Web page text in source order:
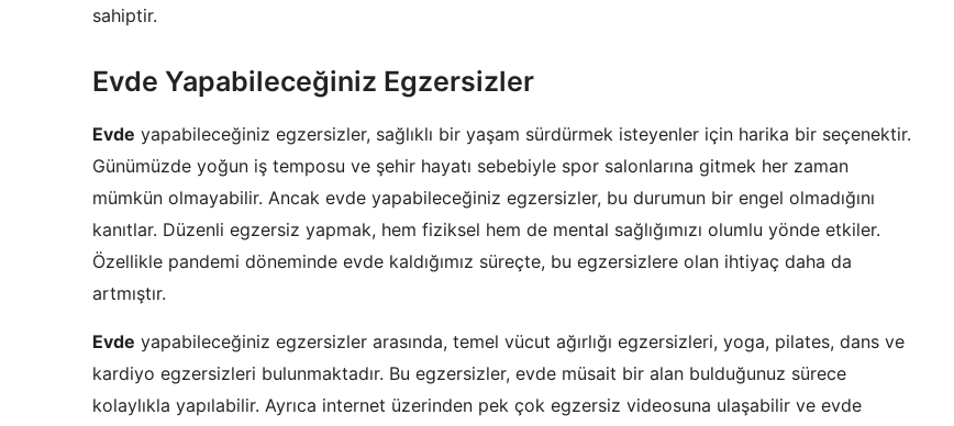
sahiptir.
Evde Yapabileceğiniz Egzersizler
Evde yapabileceğiniz egzersizler, sağlıklı bir yaşam sürdürmek isteyenler için harika bir seçenektir.
Günümüzde yoğun iş temposu ve şehir hayatı sebebiyle spor salonlarına gitmek her zaman
mümkün olmayabilir. Ancak evde yapabileceğiniz egzersizler, bu durumun bir engel olmadığını
kanıtlar. Düzenli egzersiz yapmak, hem fiziksel hem de mental sağlığımızı olumlu yönde etkiler.
Özellikle pandemi döneminde evde kaldığımız süreçte, bu egzersizlere olan ihtiyaç daha da
artmıştır.
Evde yapabileceğiniz egzersizler arasında, temel vücut ağırlığı egzersizleri, yoga, pilates, dans ve
kardiyo egzersizleri bulunmaktadır. Bu egzersizler, evde müsait bir alan bulduğunuz sürece
kolaylıkla yapılabilir. Ayrıca internet üzerinden pek çok egzersiz videosuna ulaşabilir ve evde